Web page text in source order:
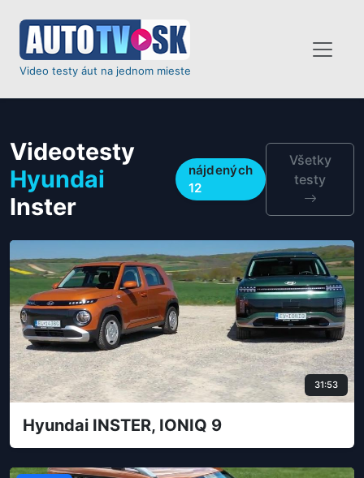
Video testy áut na jednom mieste
Videotesty
Hyundai
Inster
nájdených
12
Všetky
testy
31:53
Hyundai INSTER, IONIQ 9